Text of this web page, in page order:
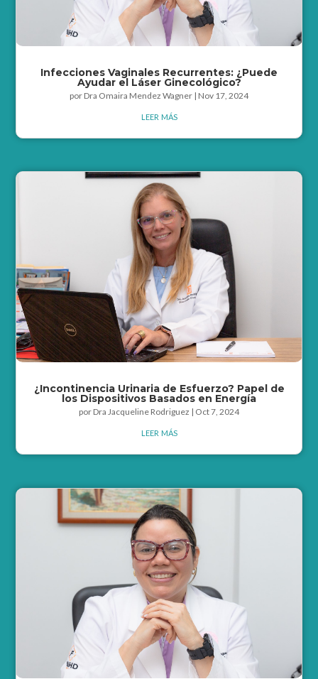
Infecciones Vaginales Recurrentes: ¿Puede
Ayudar el Láser Ginecológico?
por Dra Omaira Mendez Wagner | Nov 17, 2024
leer más
¿Incontinencia Urinaria de Esfuerzo? Papel de
los Dispositivos Basados en Energía
por Dra Jacqueline Rodriguez | Oct 7, 2024
leer más